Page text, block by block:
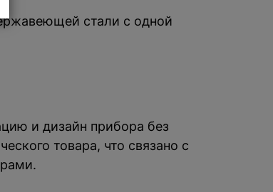
стали с одной
и дизайн прибора без
товара, что связано с